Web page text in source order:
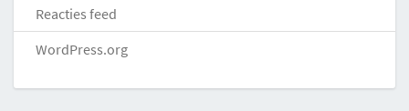
Reacties feed
WordPress.org